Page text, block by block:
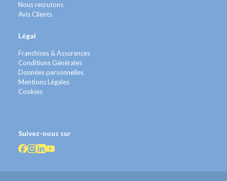
Nous recrutons
Avis Clients
Légal
Franchises & Assurances
Conditions Générales
Données personnelles
Mentions Légales
Cookies
Suivez-nous sur